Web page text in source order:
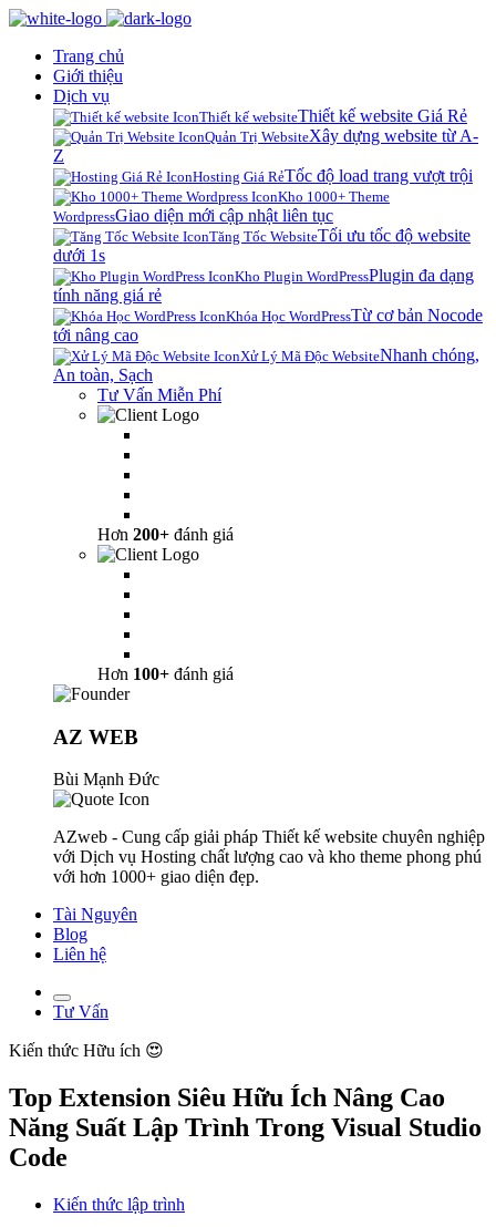
Trang chủ
Giới thiệu
Dịch vụ
Thiết kế websiteThiết kế website Giá Rẻ
Quản Trị WebsiteXây dựng website từ A-
Z
Hosting Giá RẻTốc độ load trang vượt trội
Kho 1000+ Theme
WordpressGiao diện mới cập nhật liên tục
Tăng Tốc WebsiteTối ưu tốc độ website
dưới 1s
Kho Plugin WordPressPlugin đa dạng
tính năng giá rẻ
Khóa Học WordPressTừ cơ bản Nocode
tới nâng cao
Xử Lý Mã Độc WebsiteNhanh chóng,
An toàn, Sạch
Tư Vấn Miễn Phí
Hơn 200+ đánh giá
Hơn 100+ đánh giá
AZ WEB
Bùi Mạnh Đức
AZweb - Cung cấp giải pháp Thiết kế website chuyên nghiệp
với Dịch vụ Hosting chất lượng cao và kho theme phong phú
với hơn 1000+ giao diện đẹp.
Tài Nguyên
Blog
Liên hệ
Tư Vấn
Kiến thức Hữu ích 😍
Top Extension Siêu Hữu Ích Nâng Cao
Năng Suất Lập Trình Trong Visual Studio
Code
Kiến thức lập trình